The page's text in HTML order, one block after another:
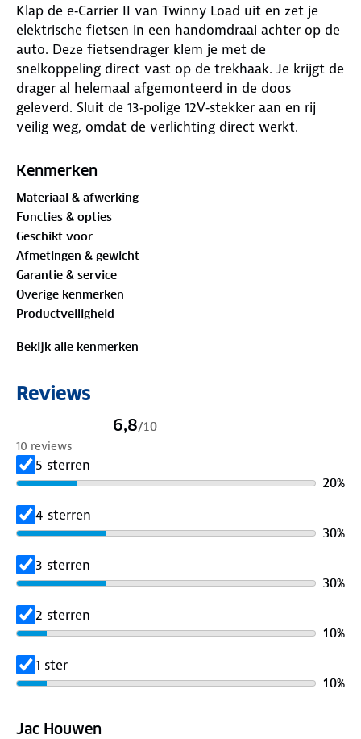
Klap de e‑Carrier II van Twinny Load uit en zet je
elektrische fietsen in een handomdraai achter op de
auto. Deze fietsendrager klem je met de
snelkoppeling direct vast op de trekhaak. Je krijgt de
drager al helemaal afgemonteerd in de doos
geleverd. Sluit de 13‑polige 12V‑stekker aan en rij
veilig weg, omdat de verlichting direct werkt.
Kantel de Twinny Load e‑Carrier fietsendrager met
kofferbak moet. De fietsen blijven dan gewoon
stevig op de drager staan. Deze RDW‑goedgekeurde
(E4‑26R) fietsendrager voldoet aan de Europese
richtlijnen en is gemakkelijk in het gebruik. Zoek de
mooiste fietspaden op en neem je eigen tweewieler
overal mee naartoe.
Specificaties Twinny Load e-Carrier II
✓ Afmeting gebruiksklaar: 880 x 620 x 700 mm
✓ Afmeting verpakking: 1000 x 800 x 270 mm
✓ Wielgoten: kunststof, instelbaar in lengte
✓ Aantal fietsen: twee (elektrische) fietsen
✓ Koppeling op trekhaak: Swing‑koppeling
✓ Fiets afsluitbaar op drager: ja
✓ Wielbevestiging: snelsluiting
✓ Kantelbaar: ja, handbediend
✓ Materiaal: metaal/kunststof
✓ Afgemonteerd in doos: ja
✓ Netto belastbaar: 59 kg
✓ Gewicht drager: 16 kg
✓ Garantie: 2 jaar
Kenmerken
Materiaal & afwerking
Functies & opties
Geschikt voor
Afmetingen & gewicht
Garantie & service
Overige kenmerken
Productveiligheid
Bekijk alle kenmerken
Reviews
6,8/10
10 reviews
5 sterren
20%
4 sterren
30%
3 sterren
30%
2 sterren
10%
1 ster
10%
Jac Houwen